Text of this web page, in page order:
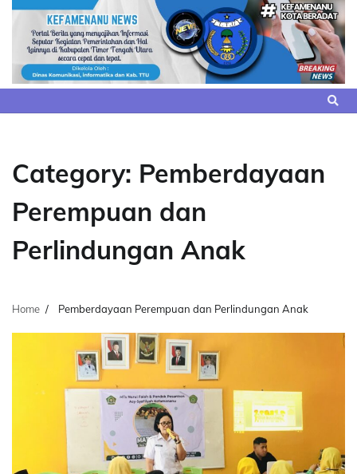
Skip
content
Category: Pemberdayaan
Perempuan dan
Perlindungan Anak
Home Pemberdayaan Perempuan dan Perlindungan Anak